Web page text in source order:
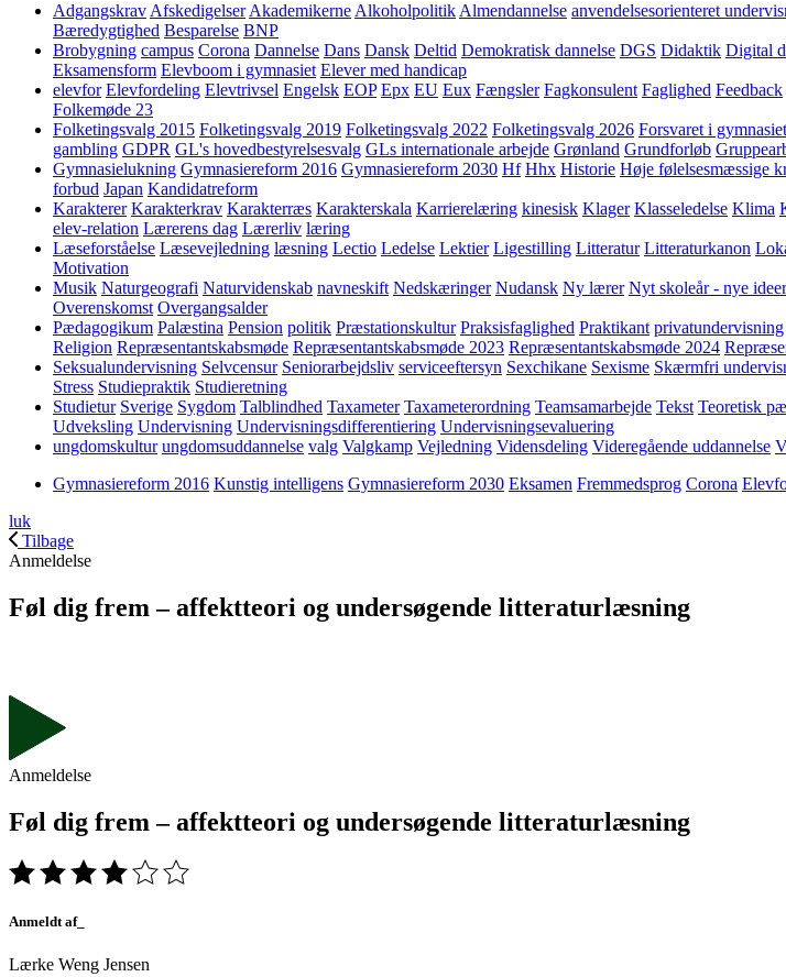
Adgangskrav Afskedigelser Akademikerne Alkoholpolitik Almendannelse anvendelsesorienteret
Bæredygtighed Besparelse BNP
Brobygning campus Corona Dannelse Dans Dansk Deltid Demokratisk dannelse DGS Didaktik Digital
Eksamensform Elevboom i gymnasiet Elever med handicap
elevfor Elevfordeling Elevtrivsel Engelsk EOP Epx EU Eux Fængsler Fagkonsulent Faglighed Feedback
Folkemøde 23
Folketingsvalg 2015 Folketingsvalg 2019 Folketingsvalg 2022 Folketingsvalg 2026 Forsvaret i gymnasiet
gambling GDPR GL's hovedbestyrelsesvalg GLs internationale arbejde Grønland Grundforløb
Gymnasielukning Gymnasiereform 2016 Gymnasiereform 2030 Hf Hhx Historie Høje følelsesmæssige
forbud Japan Kandidatreform
Karakterer Karakterkrav Karakterræs Karakterskala Karrierelæring kinesisk Klager Klasseledelse Klima
elev-relation Lærerens dag Lærerliv læring
Læseforståelse Læsevejledning læsning Lectio Ledelse Lektier Ligestilling Litteratur Litteraturkanon
Motivation
Musik Naturgeografi Naturvidenskab navneskift Nedskæringer Nudansk Ny lærer Nyt skoleår - nye ideer
Overenskomst Overgangsalder
Pædagogikum Palæstina Pension politik Præstationskultur Praksisfaglighed Praktikant privatundervisning
Religion Repræsentantskabsmøde Repræsentantskabsmøde 2023 Repræsentantskabsmøde 2024
Seksualundervisning Selvcensur Seniorarbejdsliv serviceeftersyn Sexchikane Sexisme Skærmfri
Stress Studiepraktik Studieretning
Studietur Sverige Sygdom Talblindhed Taxameter Taxameterordning Teamsamarbejde Tekst Teoretisk
Udveksling Undervisning Undervisningsdifferentiering Undervisningsevaluering
ungdomskultur ungdomsuddannelse valg Valgkamp Vejledning Vidensdeling Videregående uddannelse
Gymnasiereform 2016 Kunstig intelligens Gymnasiereform 2030 Eksamen Fremmedsprog Corona
luk
Tilbage
Anmeldelse
Føl dig frem – affektteori og undersøgende litteraturlæsning
Anmeldelse
Føl dig frem – affektteori og undersøgende litteraturlæsning
Anmeldt af_
Lærke Weng Jensen